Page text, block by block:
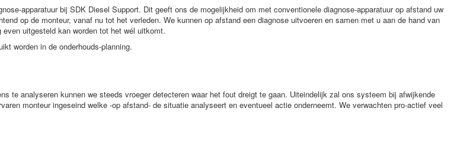
apparatuur bij SDK Diesel Support. Dit geeft ons de mogelijkheid om met conventionele diagnose-apparatuur op afstand uw
op de monteur, vanaf nu tot het verleden. We kunnen op afstand een diagnose uitvoeren en samen met u aan de hand van
uitgesteld kan worden tot het wél uitkomt.
worden in de onderhouds-planning.
te analyseren kunnen we steeds vroeger detecteren waar het fout dreigt te gaan. Uiteindelijk zal ons systeem bij afwijkende
monteur ingeseind welke -op afstand- de situatie analyseert en eventueel actie onderneemt. We verwachten pro-actief veel